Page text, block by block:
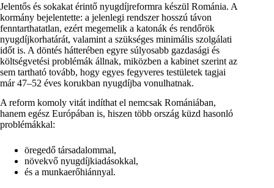
Jelentős és sokakat érintő nyugdíjreformra készül Románia. A
kormány bejelentette: a jelenlegi rendszer hosszú távon
fenntarthatatlan, ezért megemelik a katonák és rendőrök
nyugdíjkorhatárát, valamint a szükséges minimális szolgálati
időt is. A döntés hátterében egyre súlyosabb gazdasági és
költségvetési problémák állnak, miközben a kabinet szerint az
sem tartható tovább, hogy egyes fegyveres testületek tagjai
már 47–52 éves korukban nyugdíjba vonulhatnak.
A reform komoly vitát indíthat el nemcsak Romániában,
hanem egész Európában is, hiszen több ország küzd hasonló
problémákkal:
öregedő társadalommal,
növekvő nyugdíjkiadásokkal,
és a munkaerőhiánnyal.